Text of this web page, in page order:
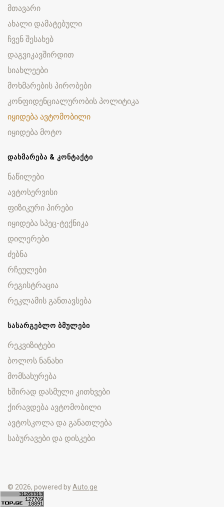
მთავარი
ახალი დამატებული
ჩვენ შესახებ
დაგვიკავშირდით
სიახლეები
მოხმარების პირობები
კონფიდენციალურობის პოლიტიკა
იყიდება ავტომობილი
იყიდება მოტო
ᲓᲐᲮᲛᲐᲠᲔᲑᲐ & ᲙᲝᲜᲢᲐᲥᲢᲘ
ნაწილები
ავტოსერვისი
ფიზიკური პირები
იყიდება სპეც-ტექნიკა
დილერები
ძებნა
რჩეულები
რეგისტრაცია
რეკლამის განთავსება
ᲡᲐᲡᲐᲠᲒᲔᲑᲚᲝ ᲑᲛᲣᲚᲔᲑᲘ
რეკვიზიტები
ბოლოს ნანახი
მომსახურება
ხშირად დასმული კითხვები
ქირავდება ავტომობილი
ავტოსკოლა და განათლება
საბურავები და დისკები
© 2026, powered byAuto.ge